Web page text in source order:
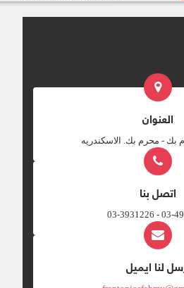
العنوان
اتصل بنا
03-
لنا ايميل